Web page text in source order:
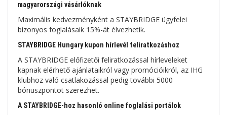
magyarországi vásárlóknak
Maximális kedvezményként a STAYBRIDGE ügyfelei
bizonyos foglalásaik 15%-át élvezhetik.
STAYBRIDGE Hungary kupon hírlevél feliratkozáshoz
A STAYBRIDGE előfizetői feliratkozással hírleveleket
kapnak elérhető ajánlataikról vagy promócióikról, az IHG
klubhoz való csatlakozással pedig további 5000
bónuszpontot szerezhet.
A STAYBRIDGE-hoz hasonló online foglalási portálok